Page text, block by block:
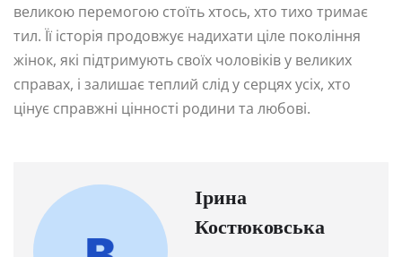
великою перемогою стоїть хтось, хто тихо тримає
тил. Її історія продовжує надихати ціле покоління
жінок, які підтримують своїх чоловіків у великих
справах, і залишає теплий слід у серцях усіх, хто
цінує справжні цінності родини та любові.
Ірина
Костюковська